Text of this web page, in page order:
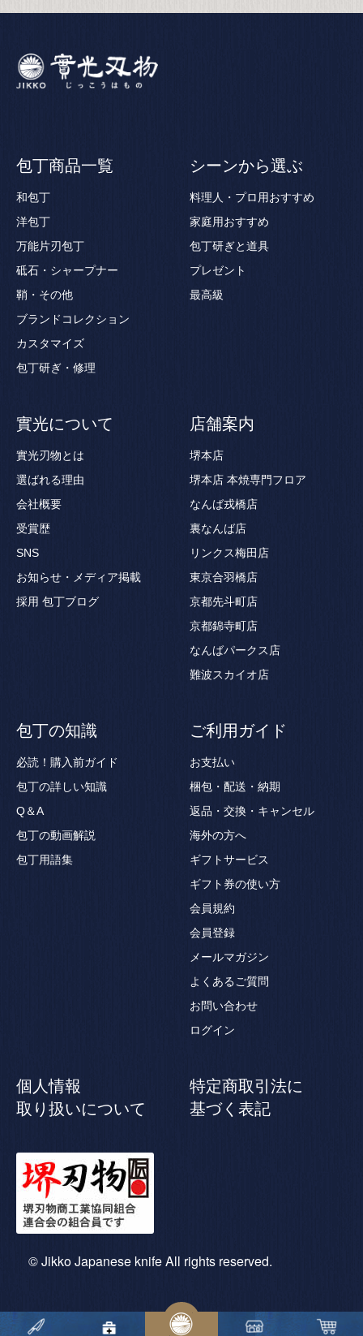
包丁商品一覧
和包丁
洋包丁
万能片刃包丁
砥石・シャープナー
鞘・その他
ブランドコレクション
カスタマイズ
包丁研ぎ・修理
シーンから選ぶ
料理人・プロ用おすすめ
家庭用おすすめ
包丁研ぎと道具
プレゼント
最高級
實光について
實光刃物とは
選ばれる理由
会社概要
受賞歴
SNS
お知らせ・メディア掲載
採用 包丁ブログ
店舗案内
堺本店
堺本店 本焼専門フロア
なんば戎橋店
裏なんば店
リンクス梅田店
東京合羽橋店
京都先斗町店
京都錦寺町店
なんばパークス店
難波スカイオ店
包丁の知識
必読！購入前ガイド
包丁の詳しい知識
Q＆A
包丁の動画解説
包丁用語集
ご利用ガイド
お支払い
梱包・配送・納期
返品・交換・キャンセル
海外の方へ
ギフトサービス
ギフト券の使い方
会員規約
会員登録
メールマガジン
よくあるご質問
お問い合わせ
ログイン
個人情報
取り扱いについて
特定商取引法に
基づく表記
© Jikko Japanese knife All rights reserved.